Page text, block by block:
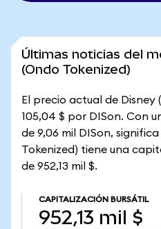
Últimas noticias del
(Ondo Tokenized)
El precio actual de Disney
105,04 $ por DISon. Con
de 9,06 mil DISon,
Tokenized) tiene una
de 952,13 mil $.
CAPITALIZACIÓN BURSÁTIL
952,13 mil $